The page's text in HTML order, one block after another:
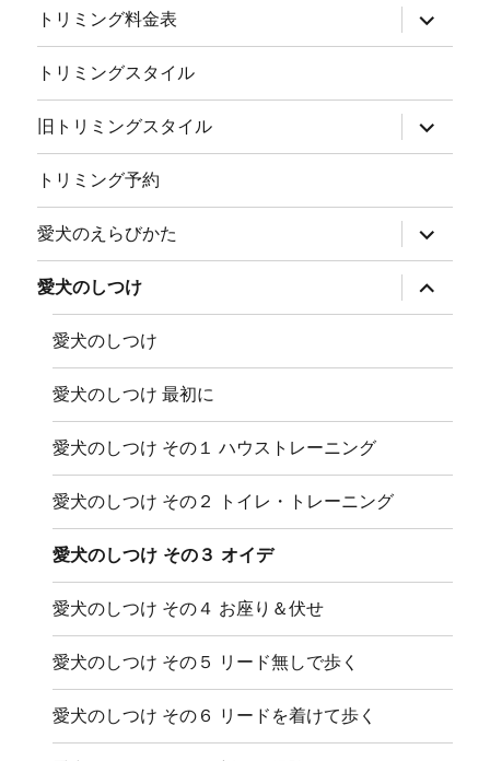
トリミング料金表
サ
ブ
メ
ー
を
展
開
トリミングスタイル
旧トリミングスタイル
サ
ブ
メ
ー
を
展
開
トリミング予約
愛犬のえらびかた
サ
ブ
メ
ニ
ュ
ー
開
愛犬のしつけ
サ
ブ
メ
ー
開
愛犬のしつけ
愛犬のしつけ 最初に
愛犬のしつけ その１ ハウストレーニング
愛犬のしつけ その２ トイレ・トレーニング
愛犬のしつけ その３ オイデ
愛犬のしつけ その４ お座り＆伏せ
愛犬のしつけ その５ リード無しで歩く
愛犬のしつけ その６ リードを着けて歩く